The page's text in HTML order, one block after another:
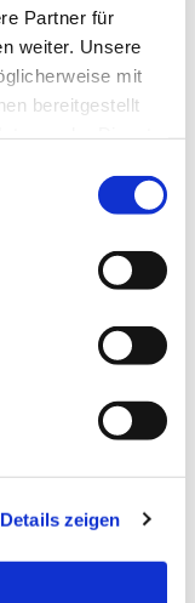
Partner für
weiter. Unsere
mit
bereitgestellt
Details zeigen